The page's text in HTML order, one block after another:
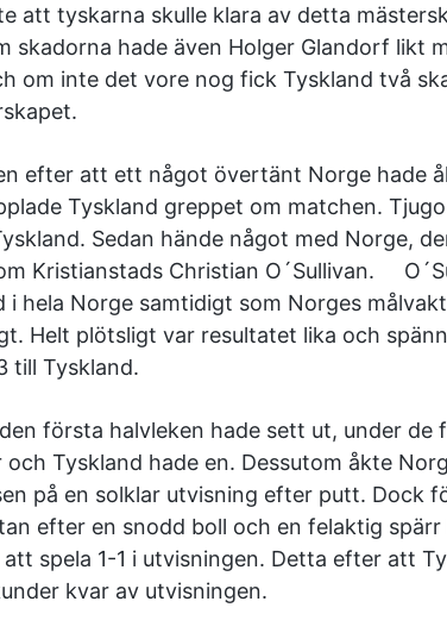
att tyskarna skulle klara av detta
skadorna hade även Holger Glandorf likt
om inte det vore nog fick Tyskland två
efter att ett något övertänt Norge hade
Tyskland greppet om matchen.
Sedan hände något med Norge,
Kristianstads Christian O´Sullivan.
hela Norge samtidigt som Norges
Helt plötsligt var resultatet lika och
till Tyskland.
första halvleken hade sett ut, under de
Tyskland hade en. Dessutom åkte
på en solklar utvisning efter putt. Dock
efter en snodd boll och en felaktig spärr
spela 1-1 i utvisningen. Detta efter att
kvar av utvisningen.